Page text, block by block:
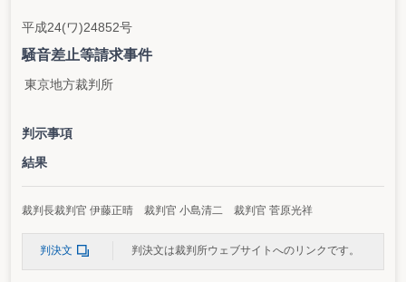
平成24(ワ)24852号
騒音差止等請求事件
東京地方裁判所
判示事項
結果
裁判長裁判官 伊藤正晴 裁判官 小島清二 裁判官 菅原光祥
判決文 判決文は裁判所ウェブサイトへのリンクです。